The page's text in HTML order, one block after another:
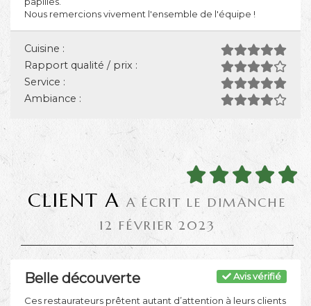
Nous remercions vivement l'ensemble de l'équipe !
Cuisine :
Rapport qualité / prix :
Service :
Ambiance :
CLIENT A A ÉCRIT LE DIMANCHE
12 FÉVRIER 2023
Avis vérifié
Belle découverte
Ces restaurateurs prêtent autant d’attention à leurs clients